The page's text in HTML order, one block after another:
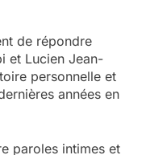
de répondre
et Lucien Jean-
personnelle et
années en
paroles intimes et